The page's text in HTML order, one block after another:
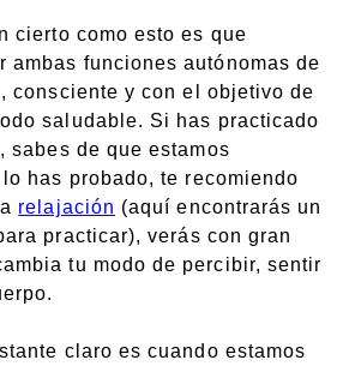
cierto como esto es que
ambas funciones autónomas de
consciente y con el objetivo de
saludable. Si has practicado
sabes de que estamos
has probado, te recomiendo
relajación (aquí encontrarás un
practicar), verás con gran
tu modo de percibir, sentir
claro es cuando estamos